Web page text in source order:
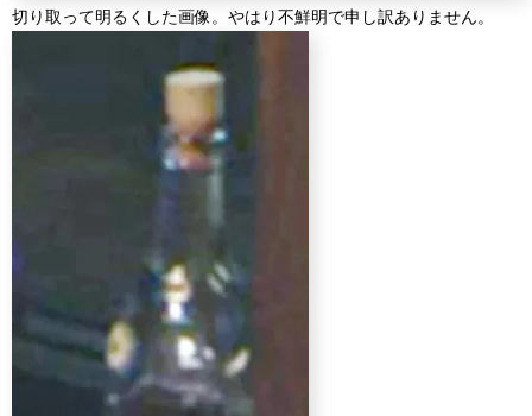
切り取って明るくした画像。やはり不鮮明で申し訳ありません。